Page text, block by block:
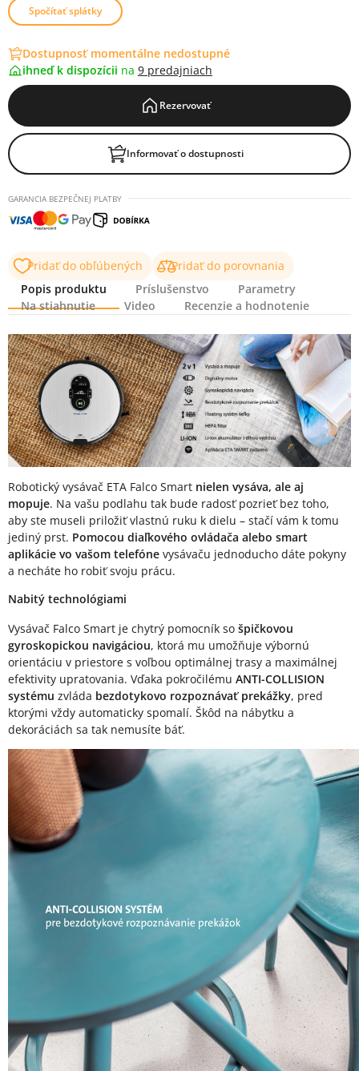
Spočítať splátky
Dostupnosť momentálne nedostupné
ihneď k dispozícii na 9 predajniach
Rezervovať
Informovať o dostupnosti
GARANCIA BEZPEČNEJ PLATBY
Pridať do obľúbených
Pridať do porovnania
Popis produktu
Príslušenstvo
Parametry
Na stiahnutie
Video Recenzie a hodnotenie
Popis produktu
Robotický vysávač ETA Falco Smart nielen vysáva, ale aj
mopuje. Na vašu podlahu tak bude radosť pozrieť bez toho,
aby ste museli priložiť vlastnú ruku k dielu – stačí vám k tomu
jediný prst. Pomocou diaľkového ovládača alebo smart
aplikácie vo vašom telefóne vysávaču jednoducho dáte pokyny
a necháte ho robiť svoju prácu.
Nabitý technológiami
Vysávač Falco Smart je chytrý pomocník so špičkovou
gyroskopickou navigáciou, ktorá mu umožňuje výbornú
orientáciu v priestore s voľbou optimálnej trasy a maximálnej
efektivity upratovania. Vďaka pokročilému ANTI-COLLISION
systému zvláda bezdotykovo rozpoznávať prekážky, pred
ktorými vždy automaticky spomalí. Škôd na nábytku a
dekoráciách sa tak nemusíte báť.